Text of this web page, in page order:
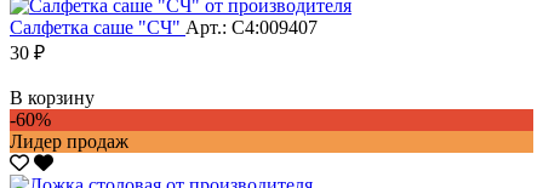
Салфетка саше "CЧ" Арт.: С4:009407
30 ₽
В корзину
-60%
Лидер продаж